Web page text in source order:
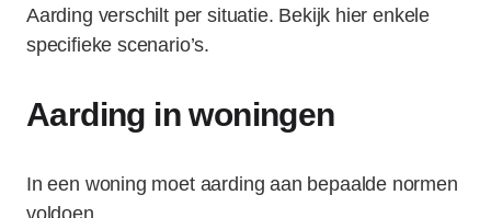
Aarding verschilt per situatie. Bekijk hier enkele
specifieke scenario’s.
Aarding in woningen
In een woning moet aarding aan bepaalde normen
voldoen.